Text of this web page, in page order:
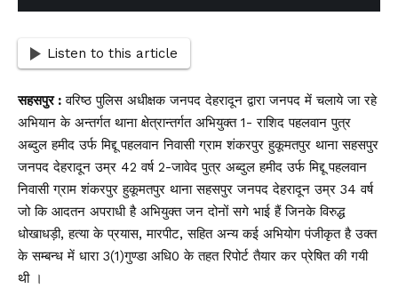
Listen to this article
सहसपुर : वरिष्ठ पुलिस अधीक्षक जनपद देहरादून द्वारा जनपद में चलाये जा रहे
अभियान के अन्तर्गत थाना क्षेत्रान्तर्गत अभियुक्त 1- राशिद पहलवान पुत्र
अब्दुल हमीद उर्फ मिद्दू पहलवान निवासी ग्राम शंकरपुर हुकूमतपुर थाना सहसपुर
जनपद देहरादून उम्र 42 वर्ष 2-जावेद पुत्र अब्दुल हमीद उर्फ मिद्दू पहलवान
निवासी ग्राम शंकरपुर हुकूमतपुर थाना सहसपुर जनपद देहरादून उम्र 34 वर्ष
जो कि आदतन अपराधी है अभियुक्त जन दोनों सगे भाई हैं जिनके विरुद्ध
धोखाधड़ी, हत्या के प्रयास, मारपीट, सहित अन्य कई अभियोग पंजीकृत है उक्त
के सम्बन्ध में धारा 3(1)गुण्डा अधि0 के तहत रिपोर्ट तैयार कर प्रेषित की गयी
थी ।